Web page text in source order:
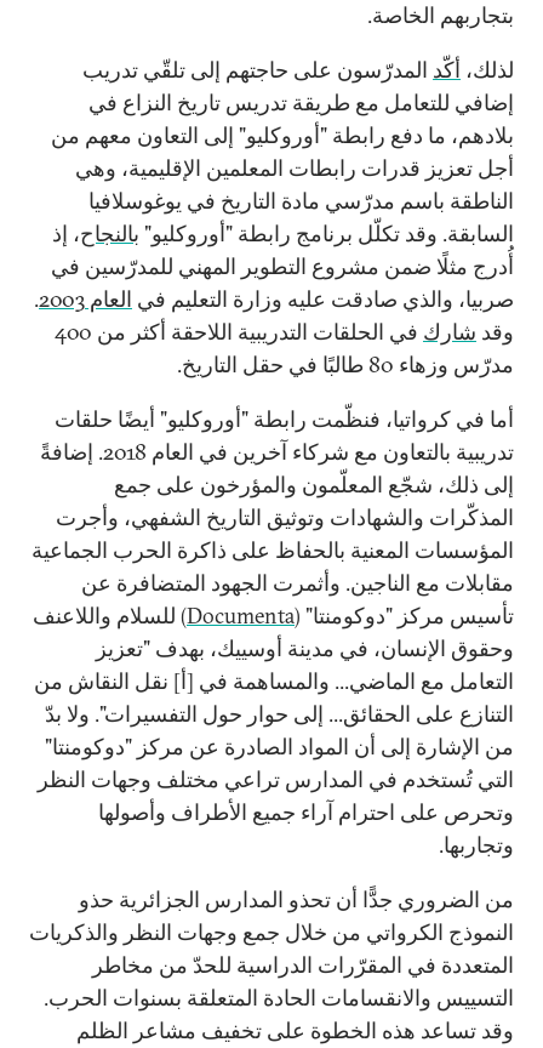
بتجاربهم الخاصة.
لذلك، أكّد المدرّسون على حاجتهم إلى تلقّي تدريب
إضافي للتعامل مع طريقة تدريس تاريخ النزاع في
بلادهم، ما دفع رابطة "أوروكليو" إلى التعاون معهم من
أجل تعزيز قدرات رابطات المعلمين الإقليمية، وهي
الناطقة باسم مدرّسي مادة التاريخ في يوغوسلافيا
السابقة. وقد تكلّل برنامج رابطة "أوروكليو" بالنجاح، إذ
أُدرج مثلًا ضمن مشروع التطوير المهني للمدرّسين في
صربيا، والذي صادقت عليه وزارة التعليم في العام 2003
.
وقد شارك
في الحلقات التدريبية اللاحقة أكثر من 400
مدرّس وزهاء 80 طالبًا في حقل التاريخ.
أما في كرواتيا، فنظّمت رابطة "أوروكليو" أيضًا حلقات
تدريبية بالتعاون مع شركاء آخرين في العام 2018. إضافةً
إلى ذلك، شجّع المعلّمون والمؤرخون على جمع
المذكّرات والشهادات وتوثيق التاريخ الشفهي، وأجرت
المؤسسات المعنية بالحفاظ على ذاكرة الحرب الجماعية
مقابلات مع الناجين. وأثمرت الجهود المتضافرة عن
تأسيس مركز "دوكومنتا" (Documenta) للسلام واللاعنف
وحقوق الإنسان، في مدينة أوسييك، بهدف "تعزيز
التعامل مع الماضي... والمساهمة في [أ] نقل النقاش من
التنازع على الحقائق... إلى حوار حول التفسيرات". ولا بدّ
من الإشارة إلى أن المواد الصادرة عن مركز "دوكومنتا"
التي تُستخدم في المدارس تراعي مختلف وجهات النظر
وتحرص على احترام آراء جميع الأطراف وأصولها
وتجاربها.
من الضروري جدًّا أن تحذو المدارس الجزائرية حذو
النموذج الكرواتي من خلال جمع وجهات النظر والذكريات
المتعددة في المقرّرات الدراسية للحدّ من مخاطر
التسييس والانقسامات الحادة المتعلقة بسنوات الحرب.
وقد تساعد هذه الخطوة على تخفيف مشاعر الظلم